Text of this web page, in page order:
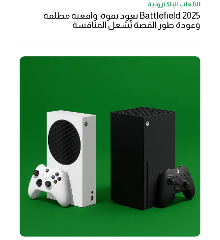
الألعاب الإلكترونية
Battlefield 2025 تعود بقوة: واقعية مطلقة
وعودة طور القصة تُشعل المنافسة